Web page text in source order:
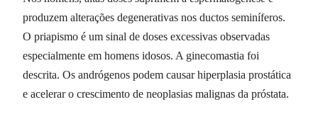
produzem alterações degenerativas nos ductos seminíferos.
O priapismo é um sinal de doses excessivas observadas
especialmente em homens idosos. A ginecomastia foi
descrita. Os andrógenos podem causar hiperplasia prostática
e acelerar o crescimento de neoplasias malignas da próstata.